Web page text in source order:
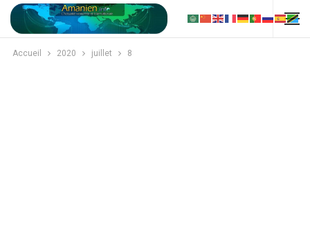
Accueil 2020 juillet 8